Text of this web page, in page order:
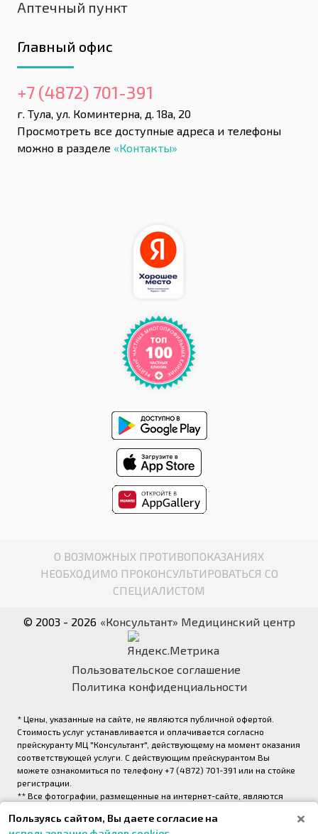
Аптечный пункт
Главный офис
+7 (4872) 701-391
г. Тула, ул. Коминтерна, д. 18а, 20
Просмотреть все доступные адреса и телефоны
можно в разделе «Контакты»
О ВОЗМОЖНЫХ ПРОТИВОПОКАЗАНИЯХ
НЕОБХОДИМО ПРОКОНСУЛЬТИРОВАТЬСЯ СО
СПЕЦИАЛИСТОМ
© 2003 - 2026 «Консультант» Медицинский центр
Пользовательское соглашение
Политика конфиденциальности
* Цены, указанные на сайте, не являются публичной офертой.
Стоимость услуг устанавливается и оплачивается согласно
прейскуранту МЦ "Консультант", действующему на момент оказания
соответствующей услуги. С действующим прейскурантом Вы
можете ознакомиться по телефону +7 (4872) 701-391 или на стойке
регистрации.
** Все фотографии, размещенные на интернет-сайте, являются
«Консультант» (правообладатель ООО «Медрейд»)
Пользуясь сайтом, Вы даете согласие на